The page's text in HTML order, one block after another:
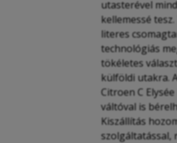
utasterével
kellemessé
literes
technológiás
tökéletes
külföldi utakra.
Citroen C
váltóval is
Kiszállítás
szolgáltatással,